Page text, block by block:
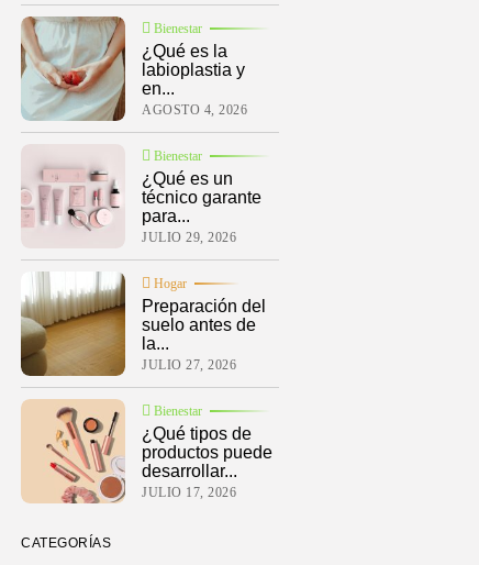
Bienestar
¿Qué es la
labioplastia y
en...
AGOSTO 4, 2026
Bienestar
¿Qué es un
técnico garante
para...
JULIO 29, 2026
Hogar
Preparación del
suelo antes de
la...
JULIO 27, 2026
Bienestar
¿Qué tipos de
productos puede
desarrollar...
JULIO 17, 2026
CATEGORÍAS